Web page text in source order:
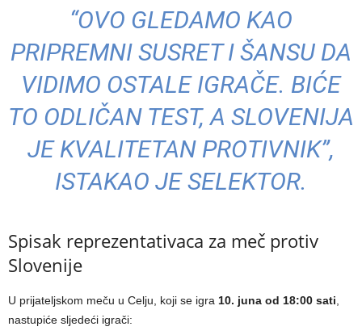
“OVO GLEDAMO KAO
PRIPREMNI SUSRET I ŠANSU DA
VIDIMO OSTALE IGRAČE. BIĆE
TO ODLIČAN TEST, A SLOVENIJA
JE KVALITETAN PROTIVNIK”,
ISTAKAO JE SELEKTOR.
Spisak reprezentativaca za meč protiv
Slovenije
U prijateljskom meču u Celju, koji se igra 10. juna od 18:00 sati,
nastupiće sljedeći igrači: